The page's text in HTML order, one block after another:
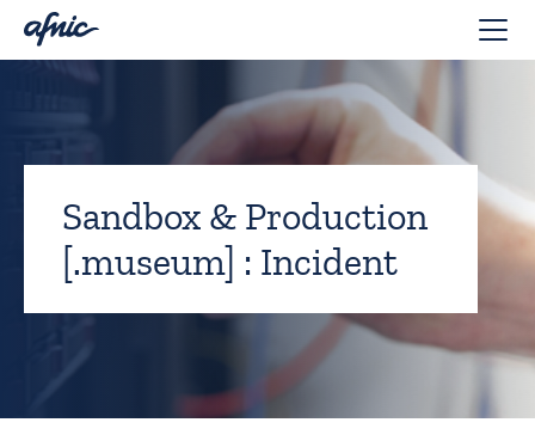
Sandbox & Production
[.museum] : Incident
Panneau de gestion des cookies